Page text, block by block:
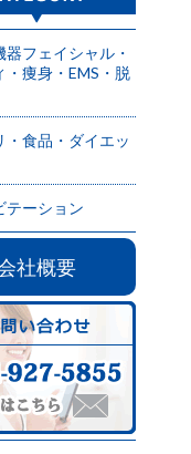
器フェイシャル・
・痩身・EMS・脱
・食品・ダイエッ
テーション
社概要